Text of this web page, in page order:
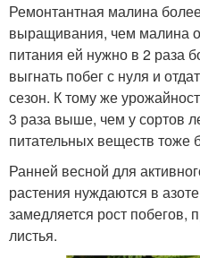
Ремонтантная малина
выращивания, чем малина
питания ей нужно в 2 раза
выгнать побег с нуля и
сезон. К тому же
3 раза выше, чем у сортов
питательных веществ тоже
Ранней весной для
растения нуждаются в
замедляется рост
листья.